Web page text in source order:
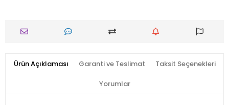
Ürün Açıklaması Garanti ve Teslimat Taksit Seçenekleri
Yorumlar